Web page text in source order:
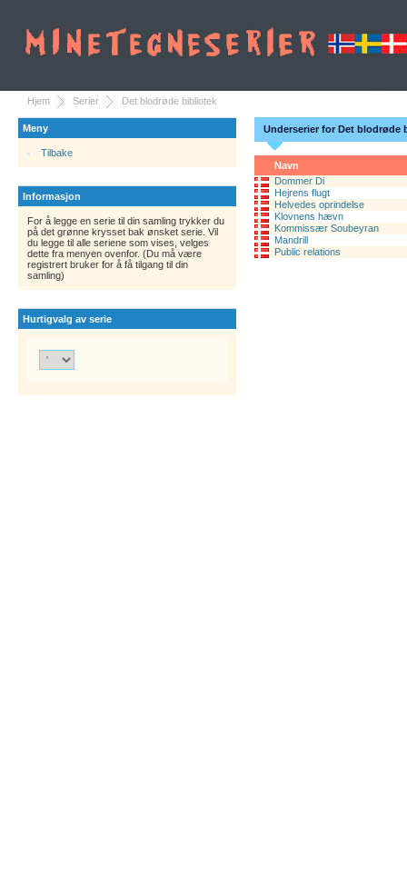
Hjem Serier Det blodrøde bibliotek
Meny
Tilbake
Informasjon
For å legge en serie til din samling trykker du
på det grønne krysset bak ønsket serie. Vil
du legge til alle seriene som vises, velges
dette fra menyen ovenfor. (Du må være
registrert bruker for å få tilgang til din
samling)
Hurtigvalg av serie
Underserier for Det blodrøde
Navn
Dommer Di
Hejrens flugt
Helvedes oprindelse
Klovnens hævn
Kommissær Soubeyran
Mandrill
Public relations